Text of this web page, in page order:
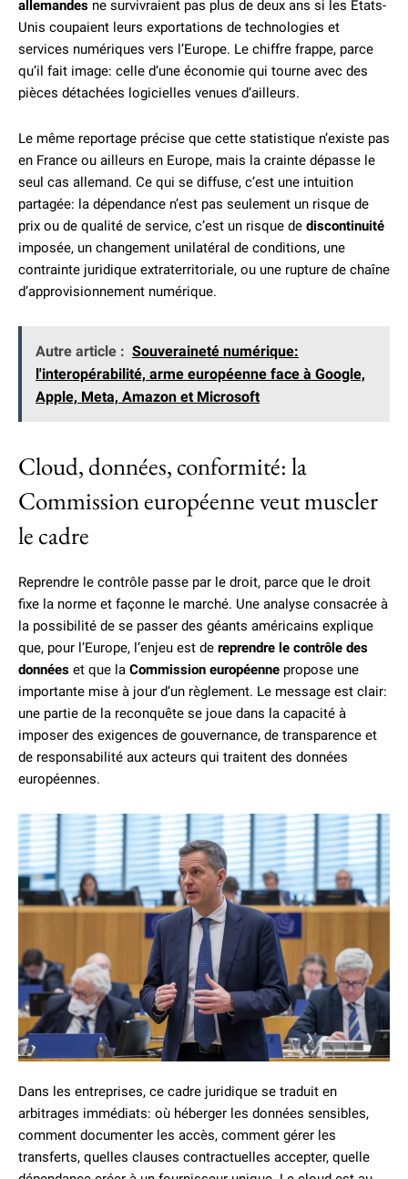
allemandes ne survivraient pas plus de deux ans si les États-
Unis coupaient leurs exportations de technologies et
services numériques vers l’Europe. Le chiffre frappe, parce
qu’il fait image: celle d’une économie qui tourne avec des
pièces détachées logicielles venues d’ailleurs.
Le même reportage précise que cette statistique n’existe pas
en France ou ailleurs en Europe, mais la crainte dépasse le
seul cas allemand. Ce qui se diffuse, c’est une intuition
partagée: la dépendance n’est pas seulement un risque de
prix ou de qualité de service, c’est un risque de discontinuité
imposée, un changement unilatéral de conditions, une
contrainte juridique extraterritoriale, ou une rupture de chaîne
d’approvisionnement numérique.
Autre article : Souveraineté numérique:
l'interopérabilité, arme européenne face à Google,
Apple, Meta, Amazon et Microsoft
Cloud, données, conformité: la
Commission européenne veut muscler
le cadre
Reprendre le contrôle passe par le droit, parce que le droit
fixe la norme et façonne le marché. Une analyse consacrée à
la possibilité de se passer des géants américains explique
que, pour l’Europe, l’enjeu est de reprendre le contrôle des
données et que la Commission européenne propose une
importante mise à jour d’un règlement. Le message est clair:
une partie de la reconquête se joue dans la capacité à
imposer des exigences de gouvernance, de transparence et
de responsabilité aux acteurs qui traitent des données
européennes.
Dans les entreprises, ce cadre juridique se traduit en
arbitrages immédiats: où héberger les données sensibles,
comment documenter les accès, comment gérer les
transferts, quelles clauses contractuelles accepter, quelle